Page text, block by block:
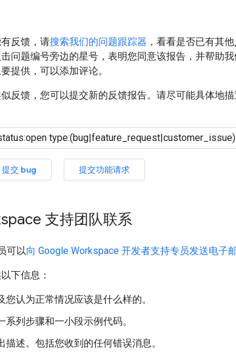
反馈，请搜索我们的问题跟踪器 ，看看是否已有其
问题编号旁边的星号，表明您同意该报告，并帮助
提供，可以添加评论。
反馈，您可以提交新的反馈报告。请尽可能具体地
提交 bug 提交功能请求
支持团队联系
可以向 Google Workspace 开发者支持专员发送电子
下信息：
您认为正常情况应该是什么样的。
列步骤和一小段示例代码。
描述。包括您收到的任何错误消息。